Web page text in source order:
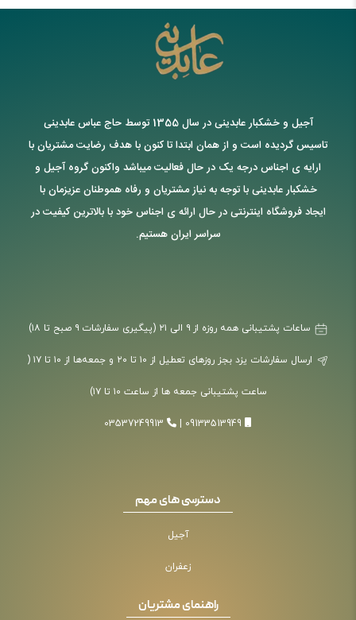
آجیل و خشکبار عابدینی در سال 1355 توسط حاج عباس عابدینی
تاسیس گردیده است و از همان ابتدا تا کنون با هدف رضایت مشتریان با
ارایه ی اجناس درجه یک در حال فعالیت میباشد واکنون گروه آجیل و
خشکبار عابدینی با توجه به نیاز مشتریان و رفاه هموطنان عزیزمان با
ایجاد فروشگاه اینترنتی در حال ارائه ی اجناس خود با بالاترین کیفیت در
سراسر ایران هستیم.
ارسال سفارشات یزد بجز روزهای تعطیل از ۱۰ تا ۲۰ و جمعه‌ها از ۱۰ تا ۱۷ (
ساعت پشتیبانی جمعه ها از ساعت ۱۰ تا ۱۷)
09133513949
03537249913
دسترسی های مهم
آجیل
زعفران
راهنمای مشتریان